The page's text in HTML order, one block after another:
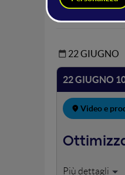
22 GIUGNO
22 GIUGNO
Video e
Come